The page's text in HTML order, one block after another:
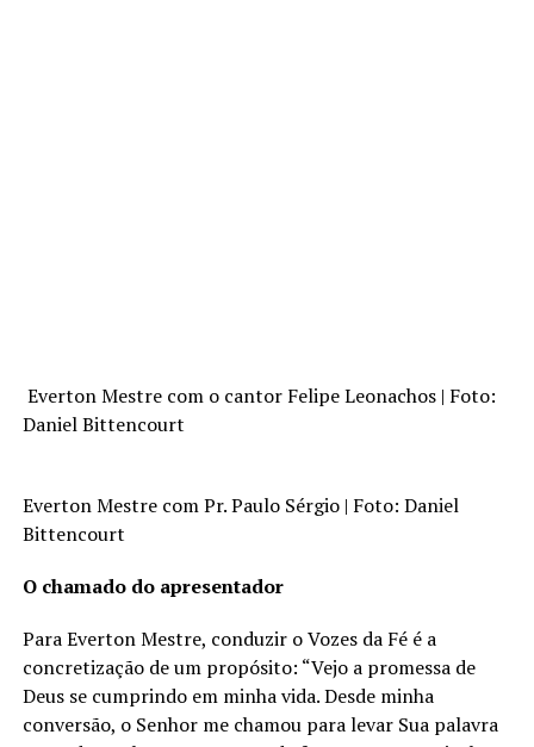
Everton Mestre com o cantor Felipe Leonachos | Foto:
Daniel Bittencourt
Everton Mestre com Pr. Paulo Sérgio | Foto: Daniel
Bittencourt
O chamado do apresentador
Para Everton Mestre, conduzir o Vozes da Fé é a
concretização de um propósito: “Vejo a promessa de
Deus se cumprindo em minha vida. Desde minha
conversão, o Senhor me chamou para levar Sua palavra